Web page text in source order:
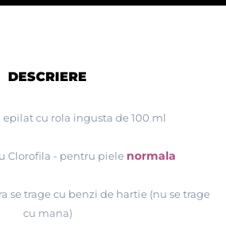
DESCRIERE
epilat cu rola ingusta de 100 ml
Clorofila - pentru piele normala
se trage cu benzi de hartie (nu se trage
cu mana)